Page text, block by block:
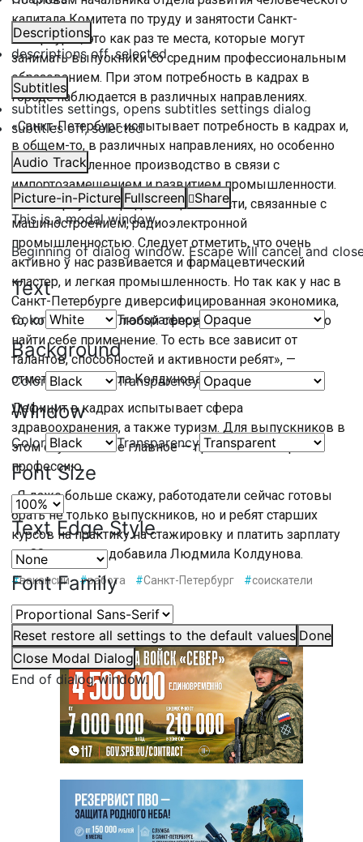
Descriptions
descriptions off, selected
Subtitles
subtitles settings, opens subtitles settings dialog
subtitles off, selected
Audio Track
Picture-in-Picture Fullscreen
Share
This is a modal window.
Beginning of dialog window. Escape will cancel and
Text
Color Transparency
Background
Color Transparency
Window
Color Transparency
Font Size
Text Edge Style
Font Family
Reset restore all settings to the default values Done
Close Modal Dialog
End of dialog window.
капитала Комитета по труду и занятости Санкт-
Петербурга, это как раз те места, которые могут
занимать выпускники со средним профессиональным
образованием. При этом потребность в кадрах в
городе наблюдается в различных направлениях.
«Санкт-Петербург испытывает потребность в кадрах и,
в общем-то, в различных направлениях, но особенно
это промышленное производство в связи с
импортозамещением и развитием промышленности.
Это в первую очередь специальности, связанные с
машиностроением, радиоэлектронной
промышленностью. Следует отметить, что очень
активно у нас развивается и фармацевтический
кластер, и легкая промышленность. Но так как у нас в
Санкт-Петербурге диверсифицированная экономика,
то, конечно же, в любой сфере деятельности можно
найти себе применение. То есть все зависит от
талантов, способностей и активности ребят», —
отметила Людмила Колдунова.
Дефицит в кадрах испытывает сфера
здравоохранения, а также туризм. Для выпускников в
этом случае самое главное — правильно выбрать
профессию.
«Я даже больше скажу, работодатели сейчас готовы
брать не только выпускников, но и ребят старших
курсов на практику на стажировку и платить зарплату
до 80 тысяч», — добавила Людмила Колдунова.
#вакансии #работа #Санкт-Петербург #соискатели